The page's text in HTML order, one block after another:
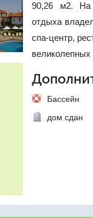
90,26 м2. На
отдыха
спа-центр,
Бассейн
дом сдан